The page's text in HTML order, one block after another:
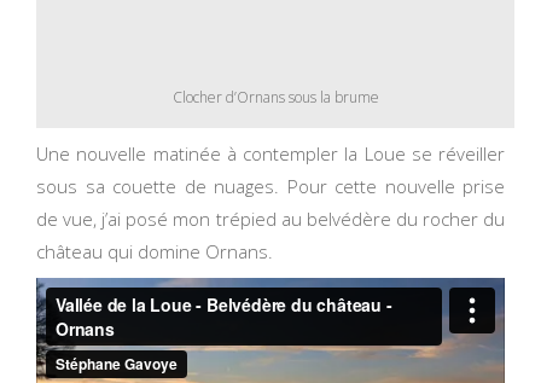
Clocher d’Ornans sous la brume
Une nouvelle matinée à contempler la Loue se réveiller
sous sa couette de nuages. Pour cette nouvelle prise
de vue, j’ai posé mon trépied au belvédère du rocher du
château qui domine Ornans.